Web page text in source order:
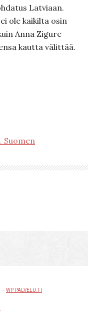
Latviaan.
ole kaikilta osin
Anna Zigure
kautta välittää.
Suomen
— WP-PALVELU.FI